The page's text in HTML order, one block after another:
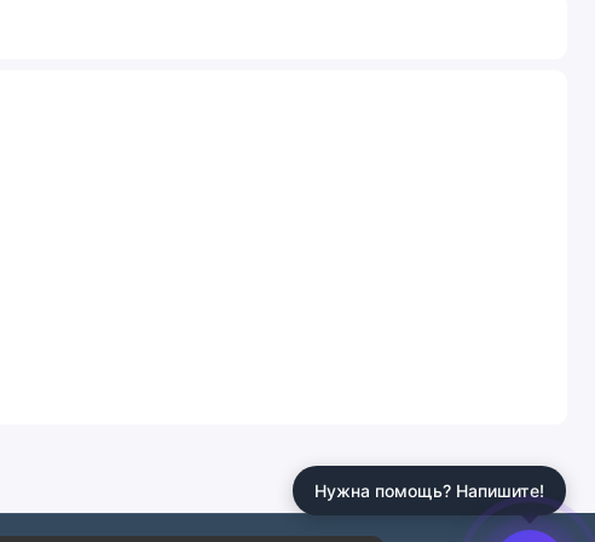
Нужна помощь? Напишите!